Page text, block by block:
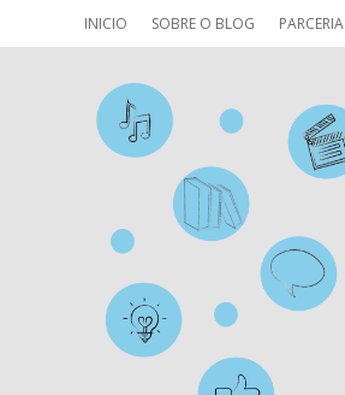
INICIO SOBRE O BLOG PARCERIA